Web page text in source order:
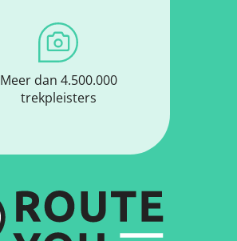
Meer dan 4.500.000
trekpleisters